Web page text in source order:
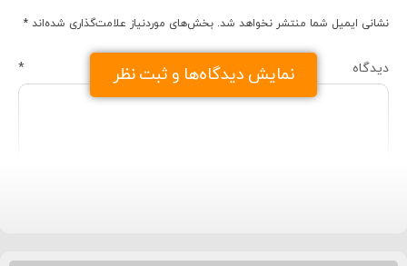
نمایش دیدگاه‌ها و ثبت نظر
نشانی ایمیل شما منتشر نخواهد شد. بخش‌های موردنیاز علامت‌گذاری شده‌اند *
دیدگاه *